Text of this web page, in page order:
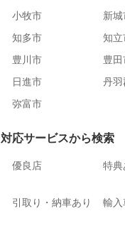
小牧市
新城
知多市
知立
豊川市
豊田
日進市
丹羽
弥富市
対応サービスから検索
優良店 特典
引取り・納車あり 輸入